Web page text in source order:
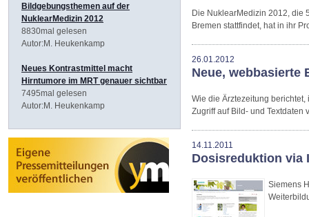
Die NuklearMedizin 2012, die
Bremen stattfindet, hat in ihr
26.01.2012
Neue, webbasierte
Wie die Ärztezeitung
Zugriff auf Bild- und Textdaten
14.11.2011
Dosisreduktion via
Siemens
Bildgebungsthemen auf der
NuklearMedizin 2012
8830mal gelesen
Autor:M. Heukenkamp
Neues Kontrastmittel macht
Hirntumore im MRT genauer sichtbar
7495mal gelesen
Autor:M. Heukenkamp